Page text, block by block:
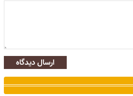
ارسال دیدگاه